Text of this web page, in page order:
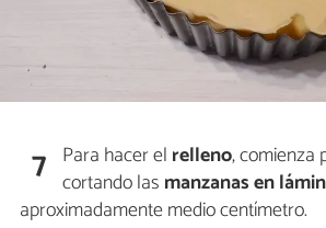
7 Para hacer el relleno, comienza
cortando las manzanas en
aproximadamente medio centímetro.